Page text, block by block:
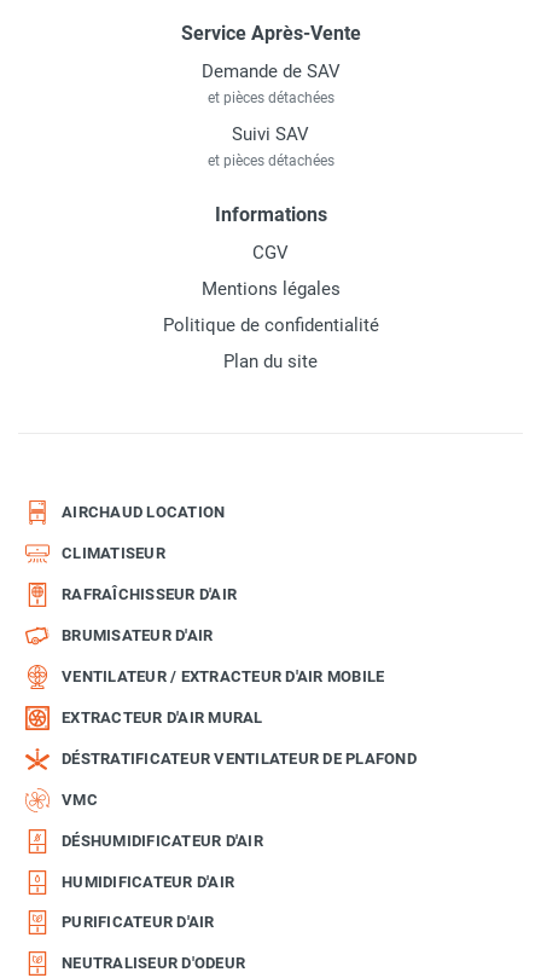
Service Après-Vente
Demande de SAV
et pièces détachées
Suivi SAV
et pièces détachées
Informations
CGV
Mentions légales
Politique de confidentialité
Plan du site
AIRCHAUD LOCATION
CLIMATISEUR
RAFRAÎCHISSEUR D'AIR
BRUMISATEUR D'AIR
VENTILATEUR / EXTRACTEUR D'AIR MOBILE
EXTRACTEUR D'AIR MURAL
DÉSTRATIFICATEUR VENTILATEUR DE PLAFOND
VMC
DÉSHUMIDIFICATEUR D'AIR
HUMIDIFICATEUR D'AIR
PURIFICATEUR D'AIR
NEUTRALISEUR D'ODEUR